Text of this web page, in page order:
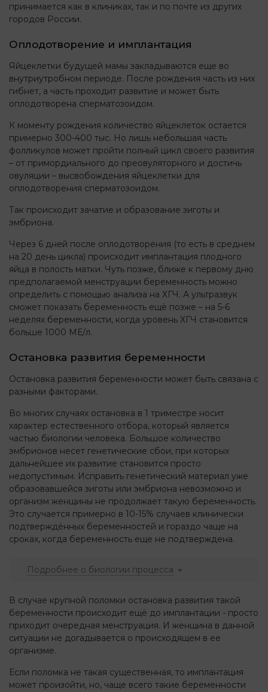
принимается как в клиниках, так и по почте из других
городов России.
Оплодотворение и имплантация
Яйцеклетки будущей мамы закладываются еще во
внутриутробном периоде. После рождения часть из них
гибнет, а часть проходит развитие и может быть
оплодотворена сперматозоидом.
К моменту рождения количество яйцеклеток остается
примерно 300-400 тыс. Но лишь небольшая часть
фолликулов может пройти полный цикл своего развития
– от примордиального до преовуляторного и достичь
овуляции – высвобождения яйцеклетки для
оплодотворения сперматозоидом.
Так происходит зачатие и образование зиготы и
эмбриона.
Через 6 дней после оплодотворения (то есть в среднем
на 20 день цикла) происходит имплантация плодного
яйца в полость матки. Чуть позже, ближе к первому дню
предполагаемой менструации беременность можно
определить с помощью анализа на ХГЧ. А ультразвук
сможет показать беременность ещё позже – на 5-6
неделях беременности, когда уровень ХГЧ становится
больше 1000 МЕ/л.
Остановка развития беременности
Остановка развития беременности может быть связана с
разными факторами.
Во многих случаях остановка в 1 триместре носит
характер естественного отбора, который является
частью биологии человека. Большое количество
эмбрионов несет генетические сбои, при которых
дальнейшее их развитие становится просто
недопустимым. Исправить генетический материал уже
образовавшейся зиготы или эмбриона невозможно и
организм женщины не продолжает такую беременность.
Это случается примерно в 10-15% случаев клинически
подтверждённых беременностей и гораздо чаще на
сроках, когда беременность еще не подтверждена.
Подробнее о биологии процесса
В случае крупной поломки остановка развития такой
беременности происходит ещё до имплантации - просто
приходит очередная менструация. И женщина в данной
ситуации не догадывается о происходящем в ее
организме.
Если поломка не такая существенная, то имплантация
может произойти, но, чаще всего такие беременности